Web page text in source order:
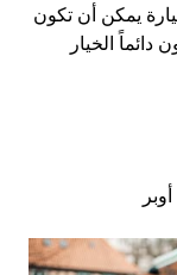
يمكن أن تكون
الخيار